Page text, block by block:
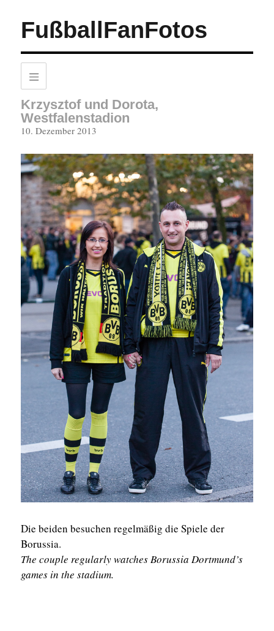
FußballFanFotos
Krzysztof und Dorota,
Westfalenstadion
Die beiden besuchen regelmäßig die Spiele der
Borussia.
The couple regularly watches Borussia Dortmund’s
games in the stadium.
Veröffentlicht
10. Dezember 2013